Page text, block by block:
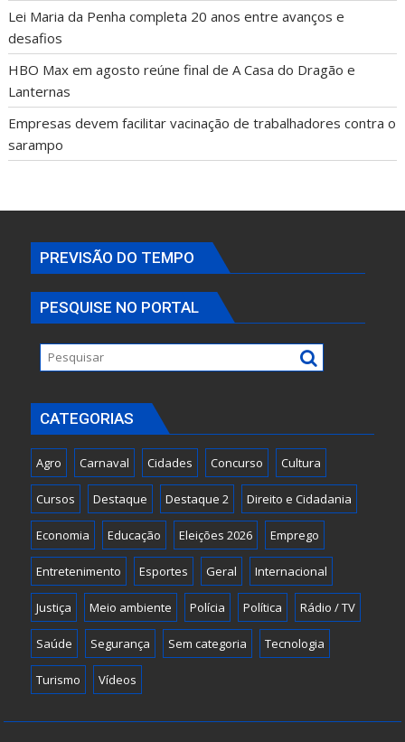
Lei Maria da Penha completa 20 anos entre avanços e
desafios
HBO Max em agosto reúne final de A Casa do Dragão e
Lanternas
Empresas devem facilitar vacinação de trabalhadores contra o
sarampo
PREVISÃO DO TEMPO
PESQUISE NO PORTAL
CATEGORIAS
Agro Carnaval Cidades Concurso Cultura
Cursos Destaque Destaque 2 Direito e Cidadania
Economia Educação Eleições 2026 Emprego
Entretenimento Esportes Geral Internacional
Justiça Meio ambiente Polícia Política Rádio / TV
Saúde Segurança Sem categoria Tecnologia
Turismo Vídeos